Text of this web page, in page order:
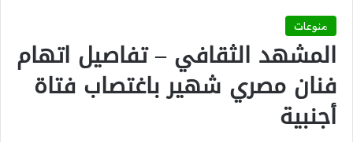
منوعات
المشهد الثقافي – تفاصيل اتهام
فنان مصري شهير باغتصاب فتاة
أجنبية